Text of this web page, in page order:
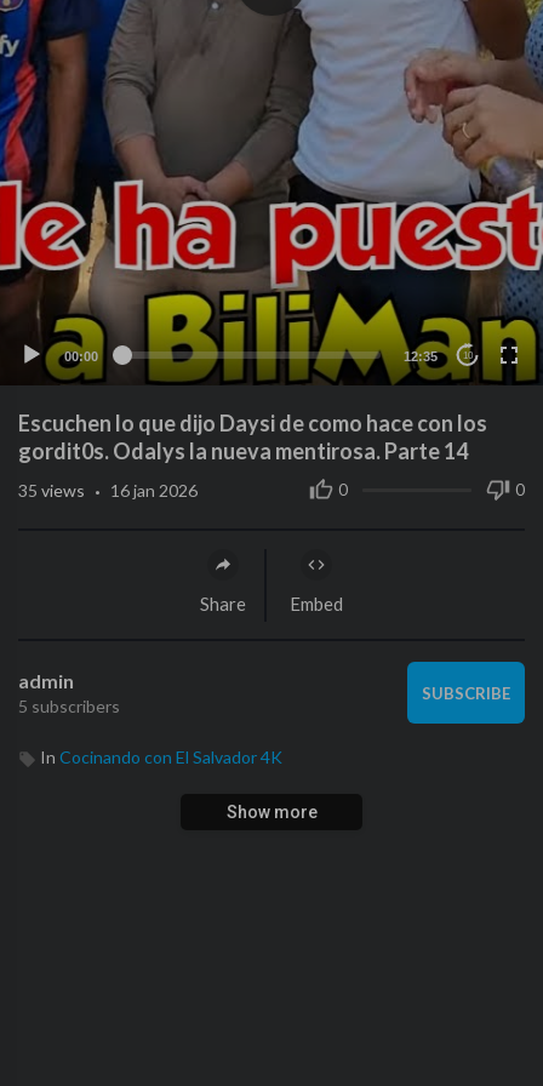
00:00 12:35 10
Escuchen lo que dijo Daysi de como hace con los
gordit0s. Odalys la nueva mentirosa. Parte 14
0 0
35 views · 16 jan 2026
Share Embed
admin
5 subscribers
SUBSCRIBE
In Cocinando con El Salvador 4K
Show more